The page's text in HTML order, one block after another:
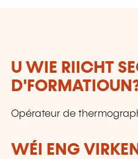
U WIE RIICHT
Opérateur de
WÉI ENG